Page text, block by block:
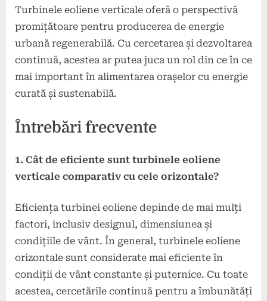
Turbinele eoliene verticale oferă o perspectivă
promițătoare pentru producerea de energie
urbană regenerabilă. Cu cercetarea și dezvoltarea
continuă, acestea ar putea juca un rol din ce în ce
mai important în alimentarea orașelor cu energie
curată și sustenabilă.
Întrebări frecvente
1. Cât de eficiente sunt turbinele eoliene
verticale comparativ cu cele orizontale?
Eficiența turbinei eoliene depinde de mai mulți
factori, inclusiv designul, dimensiunea și
condițiile de vânt. În general, turbinele eoliene
orizontale sunt considerate mai eficiente în
condiții de vânt constante și puternice. Cu toate
acestea, cercetările continuă pentru a îmbunătăți